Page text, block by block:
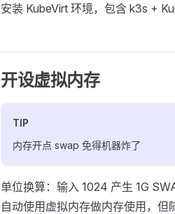
安装 KubeVirt 环境，包含 k3s +
开设虚拟内存
TIP
内存开点 swap 免得机器炸了
单位换算：输入 1024 产生 1G
自动使用虚拟内存做内存使用，但